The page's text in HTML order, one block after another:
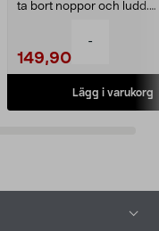
-
ta bort noppor och ludd.
149,90
Lägg i varukorg